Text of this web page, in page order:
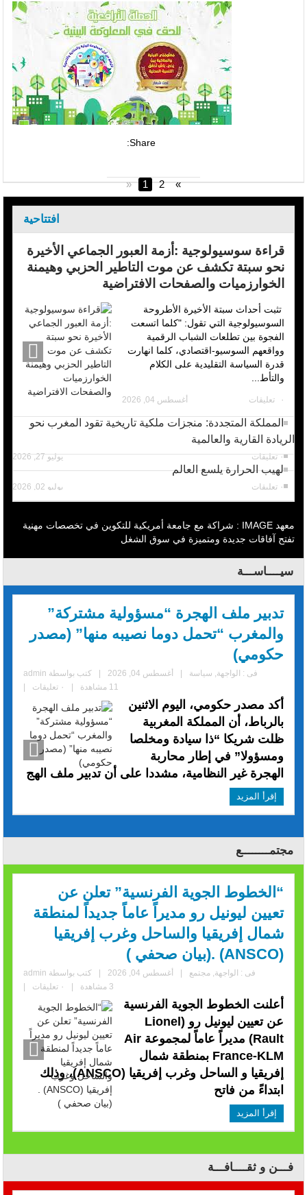
Share:
« 1 2 »
افتتاحية
قراءة سوسيولوجية :أزمة العبور الجماعي الأخيرة
نحو سبتة تكشف عن موت التاطير الحزبي وهيمنة
الخوارزميات والصفحات الافتراضية
تثبت أحداث سبتة الأخيرة الأطروحة
السوسيولوجية التي تقول: "كلما اتسعت
الفجوة بين تطلعات الشباب الرقمية
وواقعهم السوسيو-اقتصادي، كلما انهارت
قدرة السياسة التقليدية على الكلام
والتأط...
أغسطس 04, 2026 ٠ تعليقات
المملكة المتجددة: منجزات ملكية تاريخية تقود المغرب نحو
الريادة القارية والعالمية
يوليو 27, 2026 ٠ تعليقات
لهيب الحرارة يلسع العالم
يوليو 02, 2026 ٠ تعليقات
معهد IMAGE : شراكة مع جامعة أمريكية للتكوين في تخصصات مهنية
تفتح آفاقات جديدة ومتميزة في سوق الشغل
سيــــاســـة
تدبير ملف الهجرة “مسؤولية مشتركة”
والمغرب “تحمل دوما نصيبه منها” (مصدر
حكومي)
كتب بواسطة admin أغسطس 04, 2026 فى : الواجهة, سياسة
٠ تعليقات 11 مشاهدة
أكد مصدر حكومي، اليوم الاثنين
بالرباط، أن المملكة المغربية
ظلت شريكا “ذا سيادة ومخلصا
ومسؤولا” في إطار محاربة
الهجرة غير النظامية، مشددا على أن تدبير ملف الهج
إقرأ المزيد
مجتمــــــــع
“الخطوط الجوية الفرنسية” تعلن عن
تعيين ليونيل رو مديراً عاماً جديداً لمنطقة
شمال إفريقيا والساحل وغرب إفريقيا
(ANSCO) .(بيان صحفي )
كتب بواسطة admin أغسطس 04, 2026 فى : الواجهة, مجتمع
٠ تعليقات 3 مشاهدة
أعلنت الخطوط الجوية الفرنسية
عن تعيين ليونيل رو (Lionel
Rault) مديراً عاماً لمجموعة Air
France-KLM بمنطقة شمال
إفريقيا و الساحل وغرب إفريقيا (ANSCO)، وذلك
ابتداءً من فاتح
إقرأ المزيد
فـــن و ثقــــافـــة